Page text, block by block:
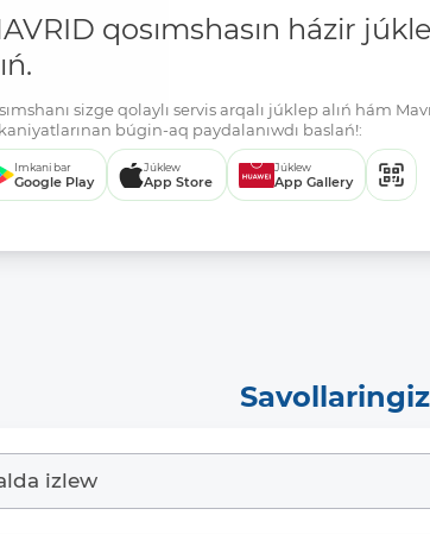
qosımshasın házir
sizge qolaylı servis arqalı júklep alıń hám
búgin-aq paydalanıwdı baslań!:
Imkani bar
Google Play
Júklew
App Store
Júklew
App Gallery